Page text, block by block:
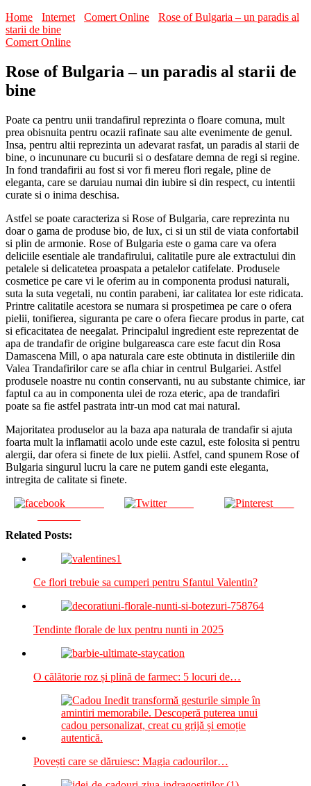
Home
Internet Comert Online
Rose of Bulgaria – un paradis al
starii de bine
Comert Online
Rose of Bulgaria – un paradis al starii de
bine
Poate ca pentru unii trandafirul reprezinta o floare comuna, mult
prea obisnuita pentru ocazii rafinate sau alte evenimente de genul.
Insa, pentru altii reprezinta un adevarat rasfat, un paradis al starii de
bine, o incununare cu bucurii si o desfatare demna de regi si regine.
In fond trandafirii au fost si vor fi mereu flori regale, pline de
eleganta, care se daruiau numai din iubire si din respect, cu intentii
curate si o inima deschisa.
Astfel se poate caracteriza si Rose of Bulgaria, care reprezinta nu
doar o gama de produse bio, de lux, ci si un stil de viata confortabil
si plin de armonie. Rose of Bulgaria este o gama care va ofera
deliciile esentiale ale trandafirului, calitatile pure ale extractului din
petalele si delicatetea proaspata a petalelor catifelate. Produsele
cosmetice pe care vi le oferim au in componenta produsi naturali,
suta la suta vegetali, nu contin parabeni, iar calitatea lor este ridicata.
Printre calitatile acestora se numara si prospetimea pe care o ofera
pielii, tonifierea, siguranta pe care o ofera fiecare produs in parte, cat
si eficacitatea de neegalat. Principalul ingredient este reprezentat de
apa de trandafir de origine bulgareasca care este facut din Rosa
Damascena Mill, o apa naturala care este obtinuta in distileriile din
Valea Trandafirilor care se afla chiar in centrul Bulgariei. Astfel
produsele noastre nu contin conservanti, nu au substante chimice, iar
faptul ca au in componenta ulei de roza eteric, apa de trandafiri
poate sa fie astfel pastrata intr-un mod cat mai natural.
Majoritatea produselor au la baza apa naturala de trandafir si ajuta
foarta mult la inflamatii acolo unde este cazul, este folosita si pentru
alergii, dar ofera si finete de lux pielii. Astfel, cand spunem Rose of
Bulgaria singurul lucru la care ne putem gandi este eleganta,
intregita de calitate si finete.
Tweet Save
Related Posts:
Ce flori trebuie sa cumperi pentru Sfantul Valentin?
Tendinte florale de lux pentru nunti in 2025
O călătorie roz și plină de farmec: 5 locuri de…
Povești care se dăruiesc: Magia cadourilor…